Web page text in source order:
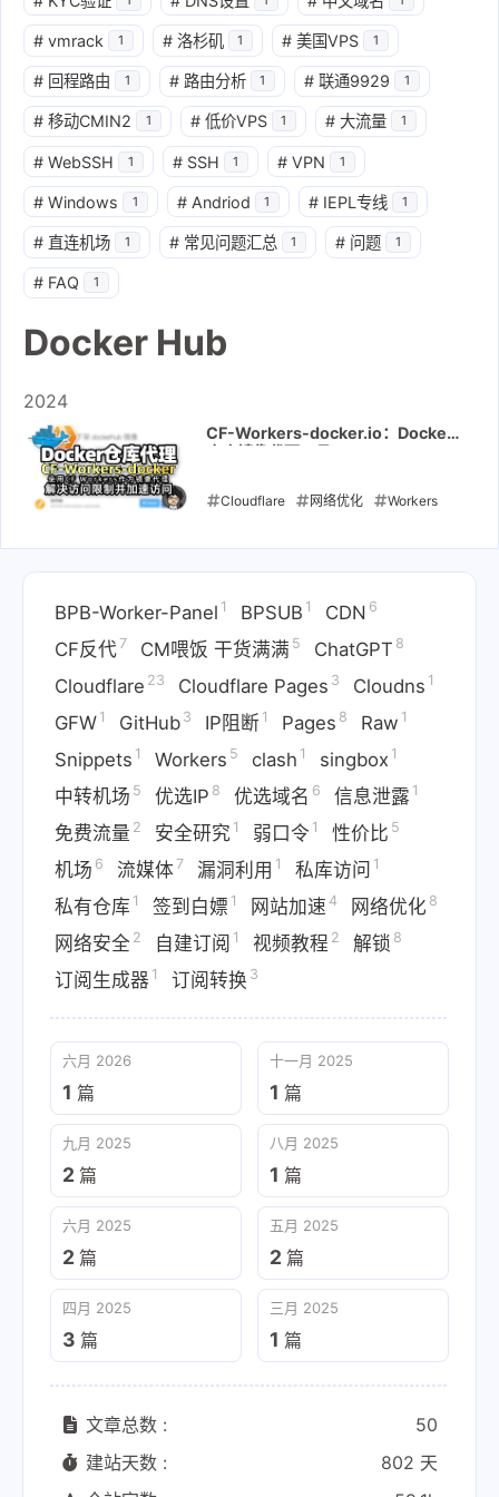
# vmrack 1 # 洛杉矶 1 # 美国VPS 1
# 回程路由 1 # 路由分析 1 # 联通9929 1
# 移动CMIN2 1 # 低价VPS 1 # 大流量 1
# WebSSH 1 # SSH 1 # VPN 1
# Windows 1 # Andriod 1 # IEPL专线 1
# 直连机场 1 # 常见问题汇总 1 # 问题 1
# FAQ 1
Docker Hub
2024
CF-Workers-docker.io：Docker
Cloudflare 网络优化 Workers
镜像代理 镜像加速 国内访问
Docker
2024-06-11
BPB-Worker-Panel 1 BPSUB 1 CDN 6
CF反代7 CM喂饭 干货满满 5 ChatGPT 8
Cloudflare 23 Cloudflare Pages 3 Cloudns 1
GFW 1 GitHub 3 IP阻断 1 Pages 8 Raw 1
Snippets 1 Workers 5 clash 1 singbox 1
中转机场 5 优选IP 8 优选域名 6 信息泄露 1
免费流量 2 安全研究 1 弱口令 1 性价比 5
机场 6 流媒体 7 漏洞利用 1 私库访问 1
私有仓库 1 签到白嫖 1 网站加速 4 网络优化 8
网络安全 2 自建订阅 1 视频教程 2 解锁 8
订阅生成器 1 订阅转换 3
六月 2026
1 篇
十一月 2025
1 篇
九月 2025
2 篇
八月 2025
1 篇
六月 2025
2 篇
五月 2025
2 篇
四月 2025
3 篇
三月 2025
1 篇
文章总数 :
50
建站天数 :
802 天